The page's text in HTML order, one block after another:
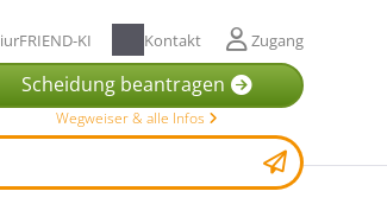
iurFRIEND-KI Kontakt Zugang
Scheidung beantragen
Wegweiser & alle Infos